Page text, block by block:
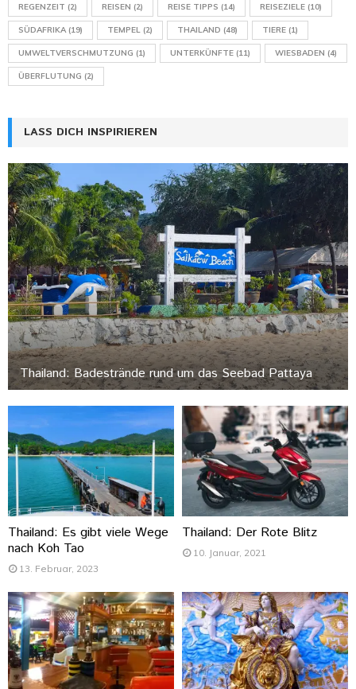
REGENZEIT (2) REISEN (2) REISE TIPPS (14) REISEZIELE (10)
SÜDAFRIKA(19) TEMPEL (2) THAILAND (48) TIERE (1)
UMWELTVERSCHMUTZUNG (1) UNTERKÜNFTE (11) WIESBADEN (4)
ÜBERFLUTUNG (2)
LASS DICH INSPIRIEREN
Thailand: Badestrände rund um das Seebad Pattaya
Thailand: Es gibt viele Wege
nach Koh Tao
13. Februar, 2023
Thailand: Der Rote Blitz
10. Januar, 2021